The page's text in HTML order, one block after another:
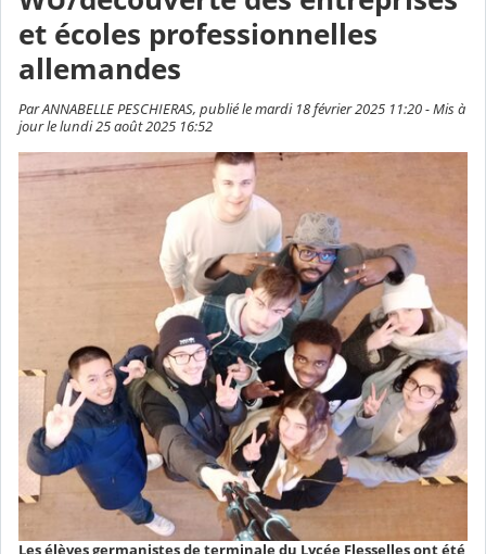
et écoles professionnelles
allemandes
Par ANNABELLE PESCHIERAS, publié le mardi 18 février 2025 11:20 - Mis à
jour le lundi 25 août 2025 16:52
Les élèves germanistes de terminale du Lycée Flesselles ont été